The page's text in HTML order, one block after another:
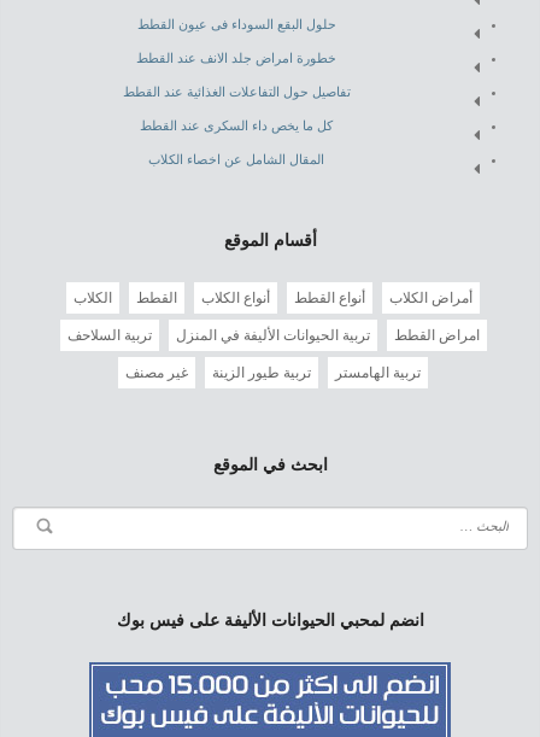
حلول البقع السوداء فى عيون القطط
خطورة امراض جلد الانف عند القطط
تفاصيل حول التفاعلات الغذائية عند القطط
كل ما يخص داء السكرى عند القطط
المقال الشامل عن اخصاء الكلاب
أقسام الموقع
أمراض الكلاب أنواع القطط أنواع الكلاب القطط الكلاب
امراض القطط تربية الحيوانات الأليفة في المنزل تربية السلاحف
تربية الهامستر تربية طيور الزينة غير مصنف
ابحث في الموقع
انضم لمحبي الحيوانات الأليفة على فيس بوك